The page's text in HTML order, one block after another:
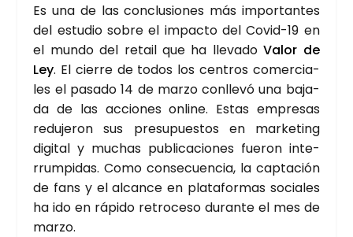
Es una de las con­clu­sio­nes más impor­tan­tes
del estu­dio sobre el impac­to del Covid-19 en
el mun­do del retail que ha lle­va­doValor de
Ley. El cie­rre de todos los cen­tros comer­cia­
les el pasa­do 14 de mar­zo con­lle­vó una baja­
da de las accio­nes onli­ne. Estas empre­sas
redu­je­ron sus pre­su­pues­tos en mar­ke­ting
digi­tal y muchas publi­ca­cio­nes fue­ron inte­
rrum­pi­das. Como con­se­cuen­cia, la cap­ta­ción
de fans y el alcan­ce en pla­ta­for­mas socia­les
ha ido en rápi­do retro­ce­so duran­te el mes de
mar­zo.